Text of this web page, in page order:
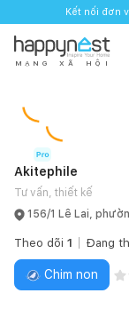
Kết nối đơn
Kết nối đơn
M Ạ N G X Ã H Ộ I
Akitephile
Tư vấn, thiết kế
156/1 Lê Lai,
Theo dõi 1 Đang
Chim non